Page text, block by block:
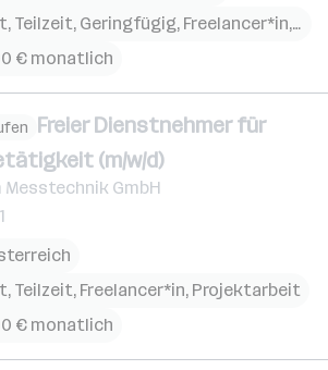
Teilzeit, Geringfügig, Freelancer*in,
€ monatlich
Freier Dienstnehmer für
(m/w/d)
Messtechnik GmbH
Teilzeit, Freelancer*in, Projektarbeit
€ monatlich